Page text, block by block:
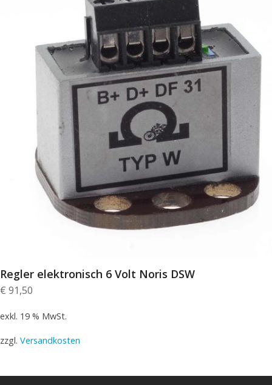
Regler elektronisch 6 Volt Noris DSW
€ 91,50
exkl. 19 % MwSt.
zzgl. Versandkosten